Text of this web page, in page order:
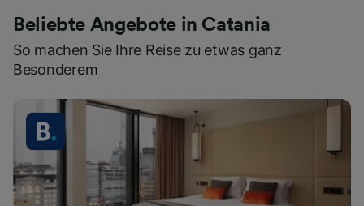
Beliebte Angebote in Catania
So machen Sie Ihre Reise zu etwas ganz
Besonderem